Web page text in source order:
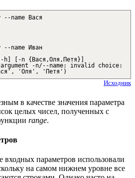
name Вася
name Иван
h] [-n {Вася,Оля,Петя}]
-n/--name: invalid choice:
'Оля', 'Петя')
Исходник
в качестве значения параметра
целых чисел, полученных с
range.
входных параметров использовали
на самом нижнем уровне все